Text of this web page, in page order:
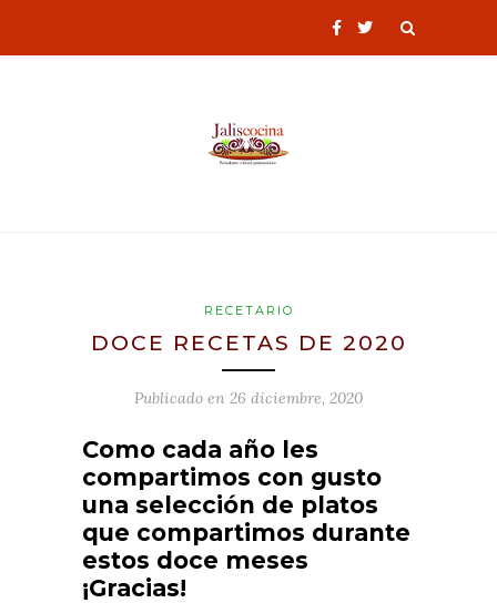
RECETARIO
DOCE RECETAS DE 2020
Publicado en 26 diciembre, 2020
Como cada año les
compartimos con gusto
una selección de platos
que compartimos durante
estos doce meses
¡Gracias!